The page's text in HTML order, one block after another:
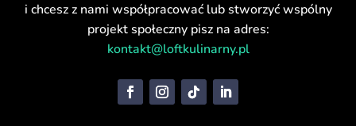
i chcesz z nami współpracować lub stworzyć wspólny
projekt społeczny pisz na adres:
kontakt@loftkulinarny.pl